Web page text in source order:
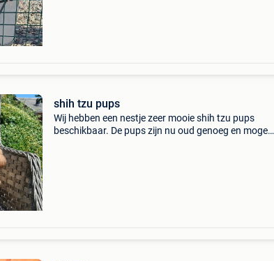
shih tzu pups
Wij hebben een nestje zeer mooie shih tzu pups
beschikbaar. De pups zijn nu oud genoeg en mogen